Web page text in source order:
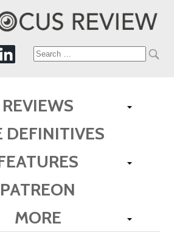
Search
REVIEWS
DEFINITIVES
PATREON
MORE